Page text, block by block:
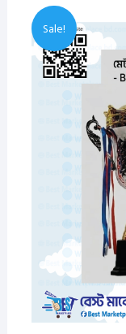
Sale!